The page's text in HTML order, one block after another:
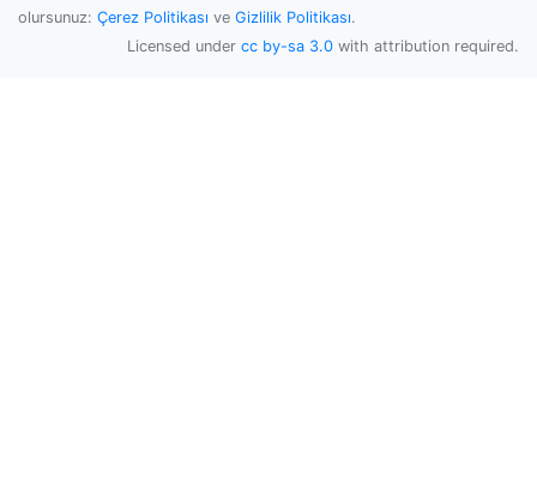
olursunuz: Çerez Politikası ve Gizlilik Politikası.
Licensed under cc by-sa 3.0 with attribution required.